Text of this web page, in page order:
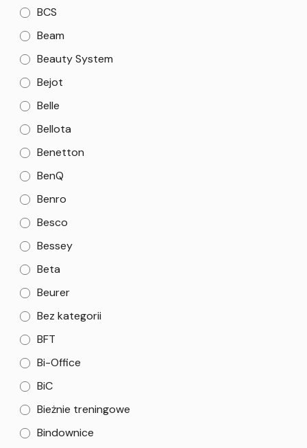
BCS
Beam
Beauty System
Bejot
Belle
Bellota
Benetton
BenQ
Benro
Besco
Bessey
Beta
Beurer
Bez kategorii
BFT
Bi-Office
BiC
Bieżnie treningowe
Bindownice